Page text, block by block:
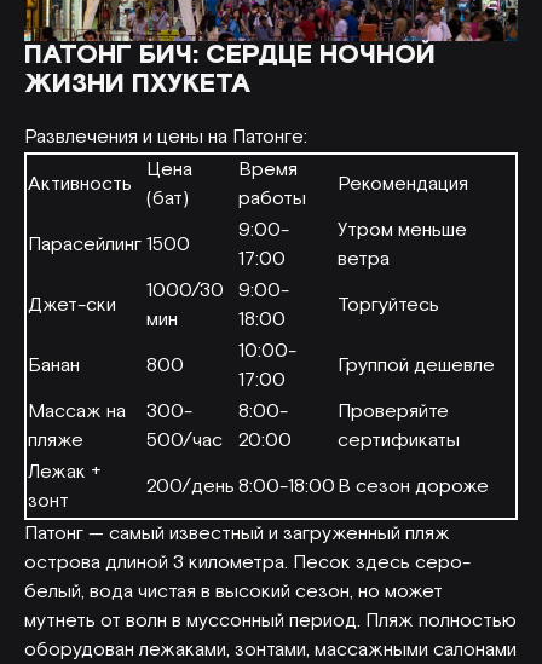
ПАТОНГ БИЧ: СЕРДЦЕ НОЧНОЙ
ЖИЗНИ ПХУКЕТА
Развлечения и цены на Патонге:
Активность
Цена
(бат)
Время
работы
Рекомендация
Парасейлинг1500
9:00-
17:00
Утром меньше
ветра
Джет-ски
1000/30
мин
9:00-
18:00
Торгуйтесь
Банан 800
10:00-
17:00
Группой дешевле
Массаж на
пляже
300-
500/час
8:00-
20:00
Проверяйте
сертификаты
Лежак +
зонт
200/день8:00-18:00В сезон дороже
Патонг — самый известный и загруженный пляж
острова длиной 3 километра. Песок здесь серо-
белый, вода чистая в высокий сезон, но может
мутнеть от волн в муссонный период. Пляж полностью
оборудован лежаками, зонтами, массажными салонами